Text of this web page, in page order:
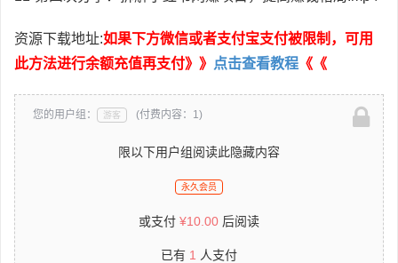
资源下载地址:如果下方微信或者支付宝支付被限制，可用
此方法进行余额充值再支付》》 点击查看教程 《《
您的用户组： 游客 (付费内容：1)
限以下用户组阅读此隐藏内容
永久会员
或支付 ¥10.00 后阅读
已有 1 人支付